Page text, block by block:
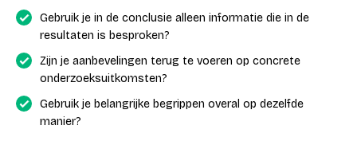
Gebruik je in de conclusie alleen informatie die in de
resultaten is besproken?
Zijn je aanbevelingen terug te voeren op concrete
onderzoeksuitkomsten?
Gebruik je belangrijke begrippen overal op dezelfde
manier?